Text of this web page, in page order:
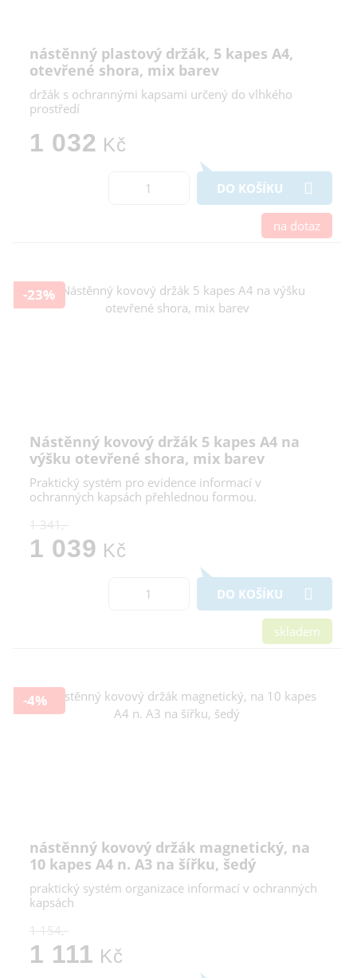
nástěnný plastový držák, 5 kapes A4,
otevřené shora, mix barev
držák s ochrannými kapsami určený do vlhkého
prostředí
1 032 Kč
DO KOŠÍKU
na dotaz
-23%
Nástěnný kovový držák 5 kapes A4 na
výšku otevřené shora, mix barev
Praktický systém pro evidence informací v
ochranných kapsách přehlednou formou.
1 341,-
1 039 Kč
DO KOŠÍKU
skladem
-4%
nástěnný kovový držák magnetický, na
10 kapes A4 n. A3 na šířku, šedý
praktický systém organizace informací v ochranných
kapsách
1 154,-
1 111 Kč